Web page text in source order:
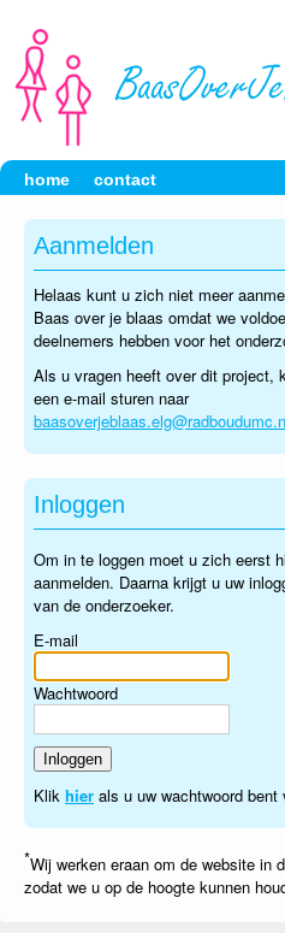
home contact
Aanmelden
Helaas kunt u zich niet meer
Baas over je blaas omdat we
deelnemers hebben voor het
Als u vragen heeft over dit project,
een e-mail sturen naar
Inloggen
Om in te loggen moet u zich eerst
aanmelden. Daarna krijgt u uw
van de onderzoeker.
E-mail
Wachtwoord
Inloggen
Klik hier als u uw wachtwoord bent
*Wij werken eraan om de website in
zodat we u op de hoogte kunnen